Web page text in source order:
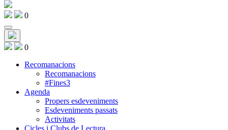
0
0
Recomanacions
Recomanacions
#Fines3
Agenda
Propers esdeveniments
Esdeveniments passats
Activitats
Cicles i Clubs de Lectura